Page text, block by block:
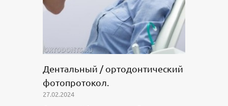
Дентальный / ортодонтический
фотопротокол.
27.02.2024